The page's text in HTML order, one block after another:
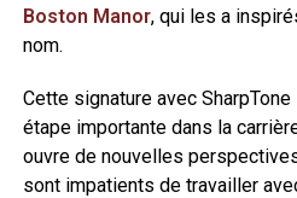
Boston Manor, qui les a
nom.
Cette signature avec
étape importante dans la
ouvre de nouvelles
sont impatients de travailler